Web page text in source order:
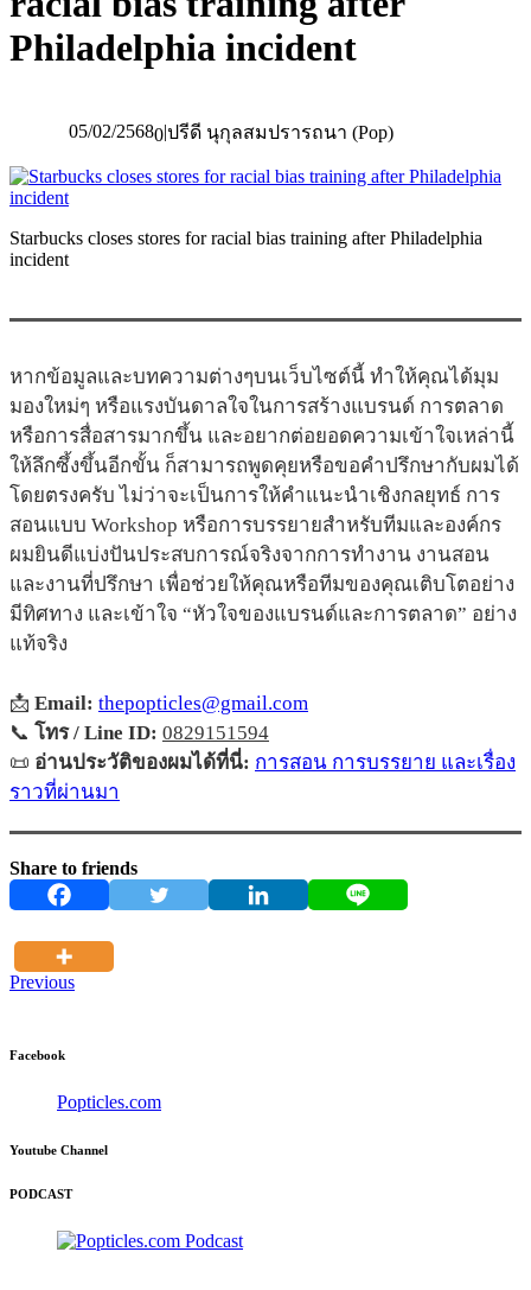
Philadelphia incident
05/02/25680|ปรีดี นุกุลสมปรารถนา (Pop)
Starbucks closes stores for racial bias training after Philadelphia
incident
หากข้อมูลและบทความต่างๆบนเว็บไซต์นี้ ทำให้คุณได้มุม
มองใหม่ๆ หรือแรงบันดาลใจในการสร้างแบรนด์ การตลาด
หรือการสื่อสารมากขึ้น และอยากต่อยอดความเข้าใจเหล่านี้
ให้ลึกซึ้งขึ้นอีกขั้น ก็สามารถพูดคุยหรือขอคำปรึกษากับผมได้
โดยตรงครับ ไม่ว่าจะเป็นการให้คำแนะนำเชิงกลยุทธ์ การ
สอนแบบ Workshop หรือการบรรยายสำหรับทีมและองค์กร
ผมยินดีแบ่งปันประสบการณ์จริงจากการทำงาน งานสอน
และงานที่ปรึกษา เพื่อช่วยให้คุณหรือทีมของคุณเติบโตอย่าง
มีทิศทาง และเข้าใจ “หัวใจของแบรนด์และการตลาด” อย่าง
แท้จริง
📩 Email: thepopticles@gmail.com
📞 โทร / Line ID: 0829151594
📜 อ่านประวัติของผมได้ที่นี่: การสอน การบรรยาย และเรื่อง
ราวที่ผ่านมา
Share to friends
Previous
Facebook
Popticles.com
Youtube Channel
PODCAST